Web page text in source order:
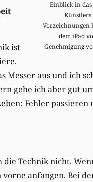
Einblick in das
Vorzeichnungen
dem iPad
Genehmigung
ist
aus und ich
gehe ich aber gut
Fehler passieren
Technik nicht.
anfangen. Bei